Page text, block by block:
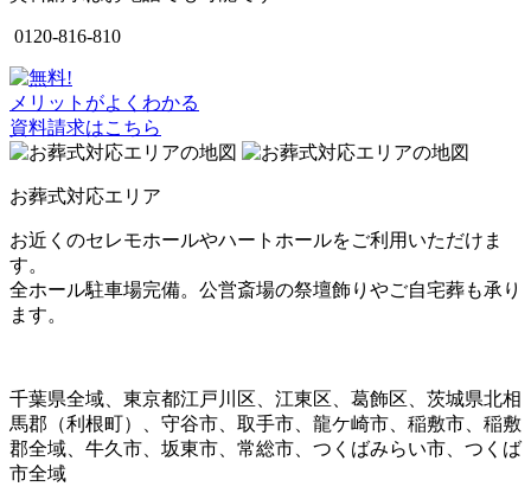
0120-816-810
メリットがよくわかる
資料請求はこちら
お葬式対応エリア
お近くのセレモホールやハートホールをご利用いただけま
す。
全ホール駐車場完備。公営斎場の祭壇飾りやご自宅葬も承り
ます。
千葉県全域、東京都江戸川区、江東区、葛飾区、茨城県北相
馬郡（利根町）、守谷市、取手市、龍ケ崎市、稲敷市、稲敷
郡全域、牛久市、坂東市、常総市、つくばみらい市、つくば
市全域